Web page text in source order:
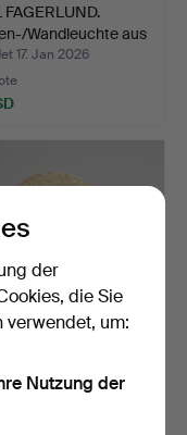
FAGERLUND.
Wandleuchte aus
17. Jan 2026
FAGERLUND.
Wandleuchte aus
der
die Sie
verwendet, um:
Nutzung der